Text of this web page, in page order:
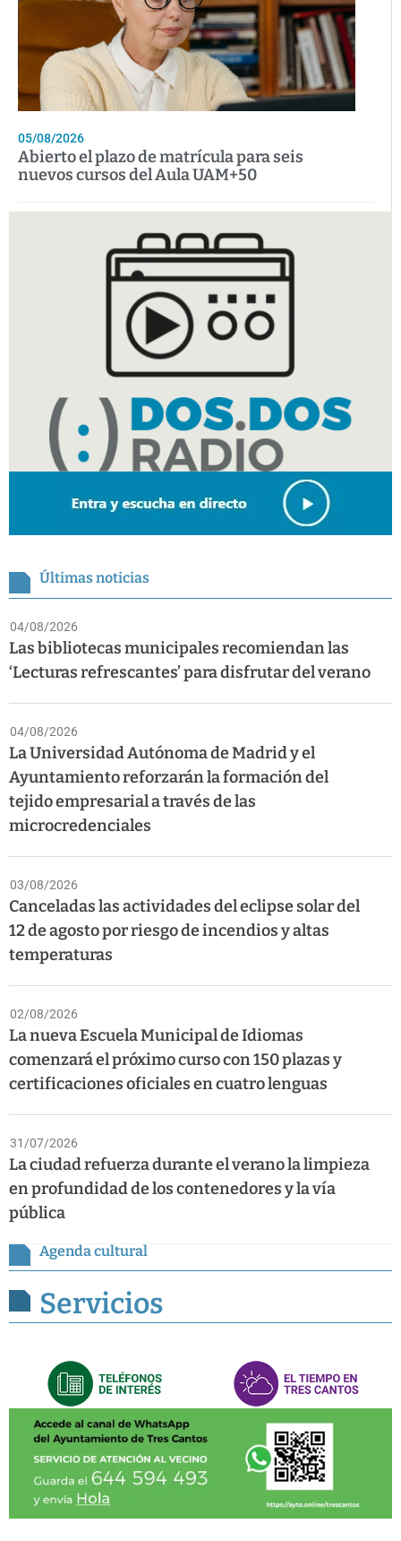
05/08/2026
Abierto el plazo de matrícula para seis
nuevos cursos del Aula UAM+50
Últimas noticias
04/08/2026
Las bibliotecas municipales recomiendan las
‘Lecturas refrescantes’ para disfrutar del verano
04/08/2026
La Universidad Autónoma de Madrid y el
Ayuntamiento reforzarán la formación del
tejido empresarial a través de las
microcredenciales
03/08/2026
Canceladas las actividades del eclipse solar del
12 de agosto por riesgo de incendios y altas
temperaturas
02/08/2026
La nueva Escuela Municipal de Idiomas
comenzará el próximo curso con 150 plazas y
certificaciones oficiales en cuatro lenguas
31/07/2026
La ciudad refuerza durante el verano la limpieza
en profundidad de los contenedores y la vía
pública
Agenda cultural
Servicios